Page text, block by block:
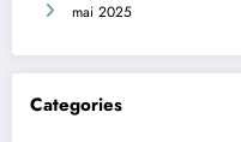
mai 2025
Categories